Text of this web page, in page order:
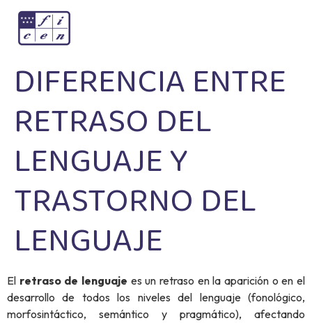
DIFERENCIA ENTRE
RETRASO DEL
LENGUAJE Y
TRASTORNO DEL
LENGUAJE
El retraso de lenguaje es un retraso en la aparición o en el
desarrollo de todos los niveles del lenguaje (fonológico,
morfosintáctico, semántico y pragmático), afectando